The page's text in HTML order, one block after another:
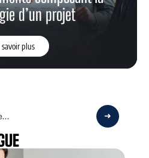
d’un projet
savoir plus